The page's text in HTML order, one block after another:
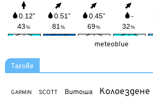
meteoblue
Тагове
GARMIN SCOTT Витоша Колоездене